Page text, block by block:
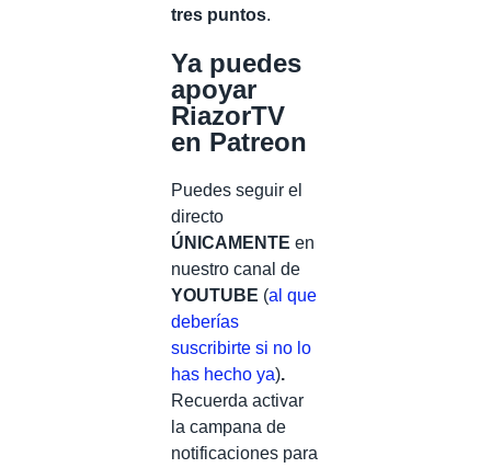
tres puntos.
Ya puedes
apoyar
RiazorTV
en Patreon
Puedes seguir el
directo
ÚNICAMENTE en
nuestro canal de
YOUTUBE (al que
deberías
suscribirte si no lo
has hecho ya).
Recuerda activar
la campana de
notificaciones para